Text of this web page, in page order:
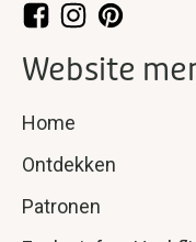
Website
Home
Ontdekken
Patronen